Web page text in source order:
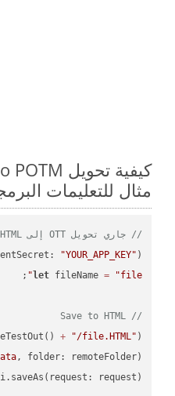
مثال للتعليمات
// جاري تحويل OTT إلى HTML
"YOUR_APP_KEY" );
let fileName = "file"
// Save to HTML
+ "/file.HTML" );
, folder: remoteFolder);